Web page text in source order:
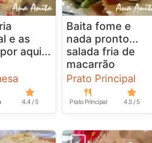
e as
aqui...
4.4 / 5
Baita fome e
nada pronto...
salada fria de
macarrão
Prato Principal
Prato Principal 4.5 / 5